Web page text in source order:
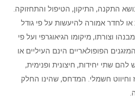
התקנה, התיקון, הטיפול והתחזוקה.
לחדר אמורה להיעשות על פי גודל
וצורתו, מיקומו הגיאוגרפי ועל פי
הפופולאריים הינם העיליים או
שתי יחידות, חיצונית ופנימית,
וחיווט חשמלי. המדחס, שהינו החלק